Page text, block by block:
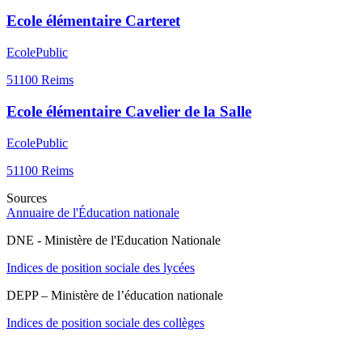
Ecole élémentaire Carteret
EcolePublic
51100 Reims
Ecole élémentaire Cavelier de la Salle
EcolePublic
51100 Reims
Sources
Annuaire de l'Éducation nationale
DNE - Ministère de l'Education Nationale
Indices de position sociale des lycées
DEPP – Ministère de l’éducation nationale
Indices de position sociale des collèges